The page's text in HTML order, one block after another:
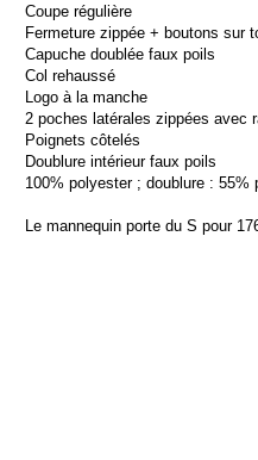
Coupe régulière
Fermeture zippée + boutons sur
Capuche doublée faux poils
Col rehaussé
Logo à la manche
2 poches latérales zippées avec
Poignets côtelés
Doublure intérieur faux poils
100% polyester ; doublure : 55%
Le mannequin porte du S pour